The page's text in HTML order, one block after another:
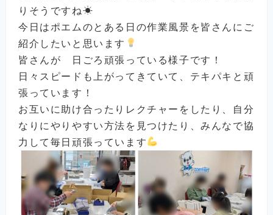
りそうですね☀
今日はポエムのとある日の作業風景を皆さんにご
紹介したいと思います
皆さんが 日ごろ頑張っている様子です！
日々スピードも上がってきていて、テキパキと頑
張っています！
お互いに助け合ったりレクチャーをしたり、自分
なりにやりやすい方法を見つけたり、みんなで協
力して毎日頑張っています